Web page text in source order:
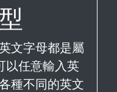
文字母都是屬
以任意輸入英
種不同的英文